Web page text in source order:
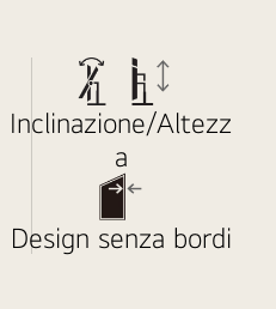
Inclinazione/Altezz
a
Design senza bordi